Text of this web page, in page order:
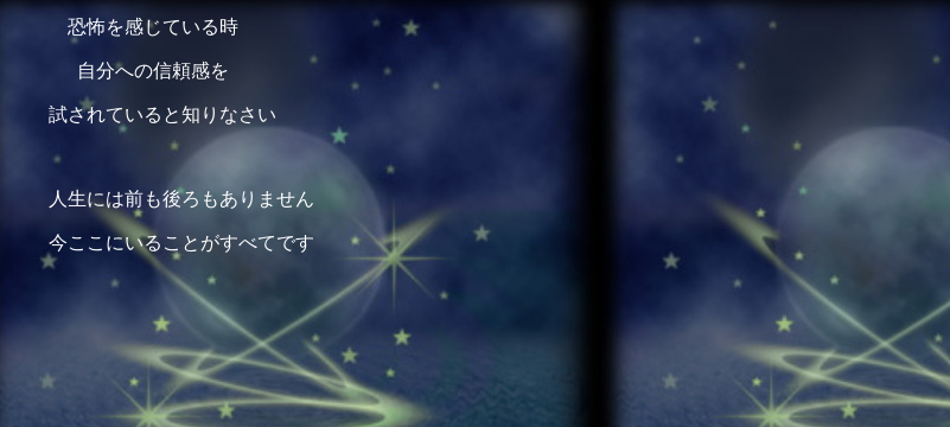
恐怖を感じている時
自分への信頼感を
試されていると知りなさい
人生には前も後ろもありません
今ここにいることがすべてです